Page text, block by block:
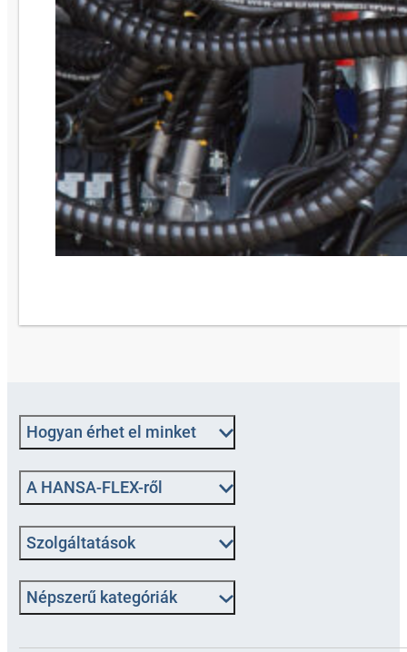
Hogyan érhet el minket
A HANSA-FLEX-ről
Szolgáltatások
Népszerű kategóriák